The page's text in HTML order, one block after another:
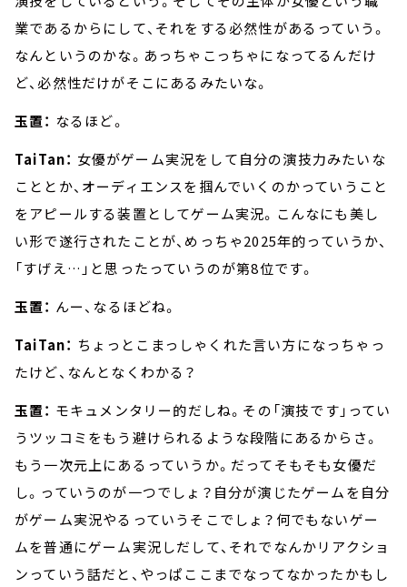
業であるからにして、それをする必然性があるっていう。
なんというのかな。あっちゃこっちゃになってるんだけ
ど、必然性だけがそこにあるみたいな。
玉置： なるほど。
TaiTan： 女優がゲーム実況をして自分の演技力みたいな
こととか、オーディエンスを掴んでいくのかっていうこと
をアピールする装置としてゲーム実況。こんなにも美し
い形で遂行されたことが、めっちゃ2025年的っていうか、
「すげえ…」と思ったっていうのが第8位です。
玉置： んー、なるほどね。
TaiTan： ちょっとこまっしゃくれた言い方になっちゃっ
たけど、なんとなくわかる？
玉置： モキュメンタリー的だしね。その「演技です」ってい
うツッコミをもう避けられるような段階にあるからさ。
もう一次元上にあるっていうか。だってそもそも女優だ
し。っていうのが一つでしょ？自分が演じたゲームを自分
がゲーム実況やるっていうそこでしょ？何でもないゲー
ムを普通にゲーム実況しだして、それでなんかリアクショ
ンっていう話だと、やっぱここまでなってなかったかもし